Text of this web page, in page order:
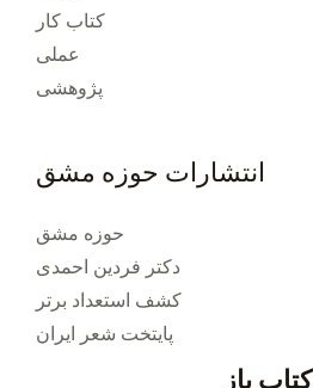
کتاب کار
عملی
پژوهشی
انتشارات حوزه مشق
حوزه مشق
دکتر فردین احمدی
کشف استعداد برتر
پایتخت شعر ایران
کتاب باز